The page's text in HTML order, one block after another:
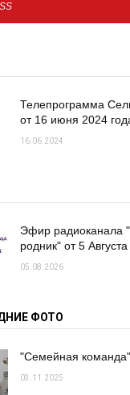
Телепрограмма
от 16 июня 2024
16.06.2024
Эфир радиоканала
родник" от 5
05.08.2026
ФОТО
"Семейная команда"
03.11.2025